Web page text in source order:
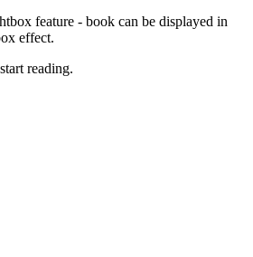
feature - book can be displayed in
effect.
reading.